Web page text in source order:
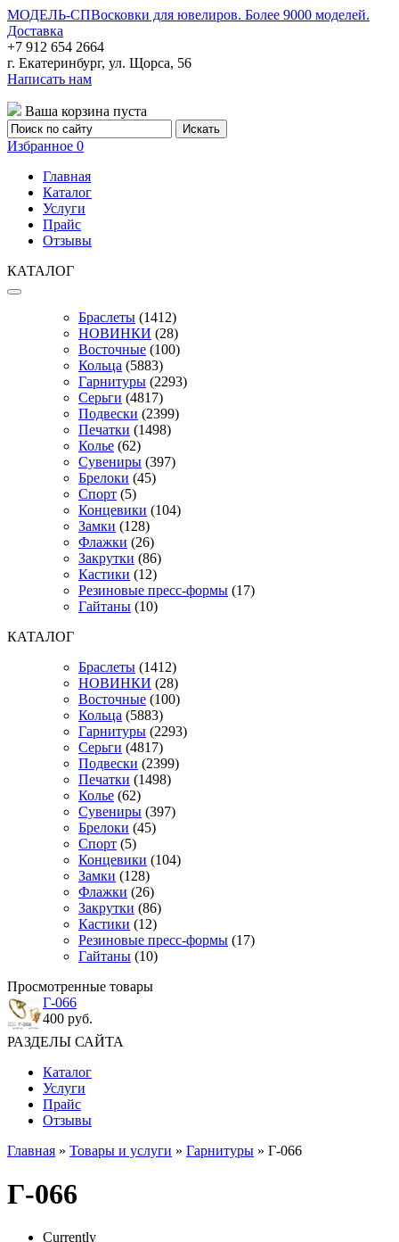
МОДЕЛЬ-СПВосковки для ювелиров. Более 9000 моделей.
Доставка
+7 912 654 2664
г. Екатеринбург, ул. Щорса, 56
Написать нам
Ваша корзина пуста
Избранное 0
Главная
Каталог
Услуги
Прайс
Отзывы
КАТАЛОГ
Браслеты (1412)
НОВИНКИ (28)
Восточные (100)
Кольца (5883)
Гарнитуры (2293)
Серьги (4817)
Подвески (2399)
Печатки (1498)
Колье (62)
Сувениры (397)
Брелоки (45)
Спорт (5)
Концевики (104)
Замки (128)
Флажки (26)
Закрутки (86)
Кастики (12)
Резиновые пресс-формы (17)
Гайтаны (10)
КАТАЛОГ
Браслеты (1412)
НОВИНКИ (28)
Восточные (100)
Кольца (5883)
Гарнитуры (2293)
Серьги (4817)
Подвески (2399)
Печатки (1498)
Колье (62)
Сувениры (397)
Брелоки (45)
Спорт (5)
Концевики (104)
Замки (128)
Флажки (26)
Закрутки (86)
Кастики (12)
Резиновые пресс-формы (17)
Гайтаны (10)
Просмотренные товары
Г-066
400 руб.
РАЗДЕЛЫ САЙТА
Каталог
Услуги
Прайс
Отзывы
Главная » Товары и услуги » Гарнитуры » Г-066
Г-066
Currently